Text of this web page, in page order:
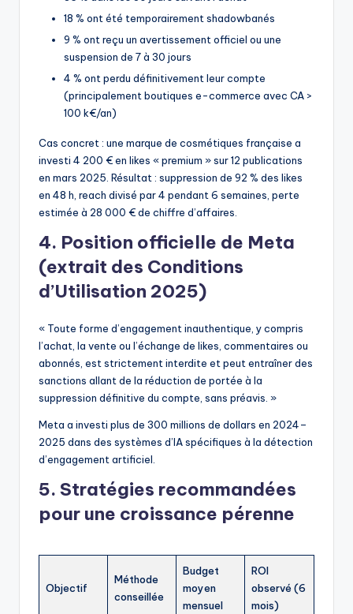
18 % ont été temporairement shadowbanés
9 % ont reçu un avertissement officiel ou une
suspension de 7 à 30 jours
4 % ont perdu définitivement leur compte
(principalement boutiques e-commerce avec CA >
100 k€/an)
Cas concret : une marque de cosmétiques française a
investi 4 200 € en likes « premium » sur 12 publications
en mars 2025. Résultat : suppression de 92 % des likes
en 48 h, reach divisé par 4 pendant 6 semaines, perte
estimée à 28 000 € de chiffre d’affaires.
4. Position officielle de Meta
(extrait des Conditions
d’Utilisation 2025)
« Toute forme d’engagement inauthentique, y compris
l’achat, la vente ou l’échange de likes, commentaires ou
abonnés, est strictement interdite et peut entraîner des
sanctions allant de la réduction de portée à la
suppression définitive du compte, sans préavis. »
Meta a investi plus de 300 millions de dollars en 2024–
2025 dans des systèmes d’IA spécifiques à la détection
d’engagement artificiel.
5. Stratégies recommandées
pour une croissance pérenne
Objectif
Méthode
conseillée
Budget
moyen
mensuel
ROI
observé (6
mois)